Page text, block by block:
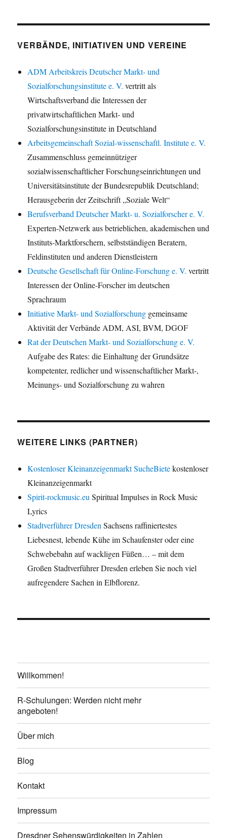
VERBÄNDE, INITIATIVEN UND VEREINE
ADM Arbeitskreis Deutscher Markt- und
Sozialforschungsinstitute e. V. vertritt als
Wirtschaftsverband die Interessen der
privatwirtschaftlichen Markt- und
Sozialforschungsinstitute in Deutschland
Arbeitsgemeinschaft Sozial-wissenschaftl. Institute e. V.
Zusammenschluss gemeinnütziger
sozialwissenschaftlicher Forschungseinrichtungen und
Universitätsinstitute der Bundesrepublik Deutschland;
Herausgeberin der Zeitschrift „Soziale Welt“
Berufsverband Deutscher Markt- u. Sozialforscher e. V.
Experten-Netzwerk aus betrieblichen, akademischen und
Instituts-Marktforschern, selbstständigen Beratern,
Feldinstituten und anderen Dienstleistern
Deutsche Gesellschaft für Online-Forschung e. V. vertritt
Interessen der Online-Forscher im deutschen
Sprachraum
Initiative Markt- und Sozialforschung gemeinsame
Aktivität der Verbände ADM, ASI, BVM, DGOF
Rat der Deutschen Markt- und Sozialforschung e. V.
Aufgabe des Rates: die Einhaltung der Grundsätze
kompetenter, redlicher und wissenschaftlicher Markt-,
Meinungs- und Sozialforschung zu wahren
WEITERE LINKS (PARTNER)
Kostenloser Kleinanzeigenmarkt SucheBietekostenloser
Kleinanzeigenmarkt
Spirit-rockmusic.eu Spiritual Impulses in Rock Music
Lyrics
Stadtverführer Dresden Sachsens raffiniertestes
Liebesnest, lebende Kühe im Schaufenster oder eine
Schwebebahn auf wackligen Füßen… – mit dem
Großen Stadtverführer Dresden erleben Sie noch viel
aufregendere Sachen in Elbflorenz.
Willkommen!
R-Schulungen: Werden nicht mehr
angeboten!
Über mich
Blog
Kontakt
Impressum
Dresdner Sehenswürdigkeiten in Zahlen